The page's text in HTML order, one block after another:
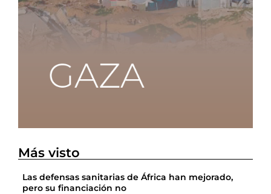
Más visto
Las defensas sanitarias de África han mejorado,
pero su financiación no